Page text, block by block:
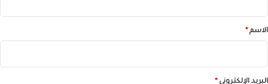
*الاسم*
البريد الإلكتروني*